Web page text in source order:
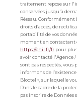
traitement repose sur
conservées jusqu'à
Réseau. Conformément
droits d’accès, de
portabilité de vos
moment en contactant
https://cnil.fr/fr pour
avoir contacté l'Agence /
sont pas respectés, vous
informons de
Bloctel », sur laquelle
Dans le cadre de la
pas inscrire de Données